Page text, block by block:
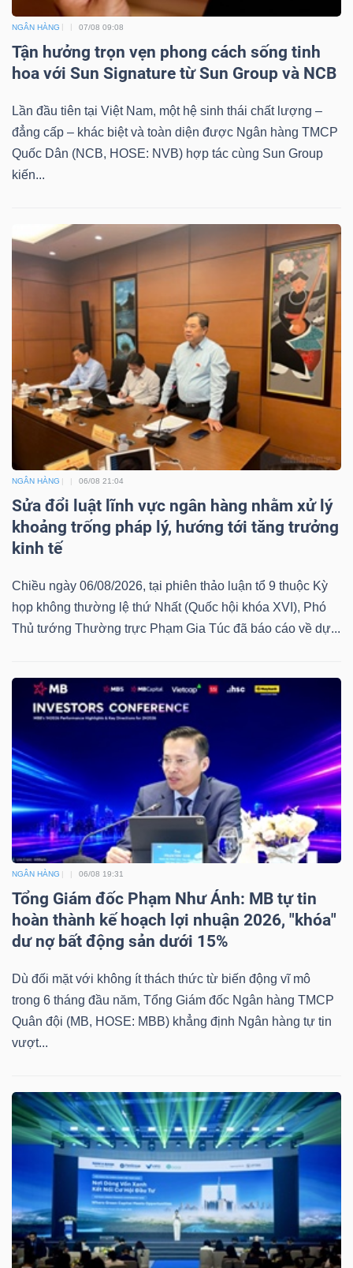
NGÂN HÀNG 07/08 09:08
Tận hưởng trọn vẹn phong cách sống tinh
hoa với Sun Signature từ Sun Group và NCB
Lần đầu tiên tại Việt Nam, một hệ sinh thái chất lượng –
đẳng cấp – khác biệt và toàn diện được Ngân hàng TMCP
Quốc Dân (NCB, HOSE: NVB) hợp tác cùng Sun Group
kiến...
NGÂN HÀNG 06/08 21:04
Sửa đổi luật lĩnh vực ngân hàng nhằm xử lý
khoảng trống pháp lý, hướng tới tăng trưởng
kinh tế
Chiều ngày 06/08/2026, tại phiên thảo luận tổ 9 thuộc Kỳ
họp không thường lệ thứ Nhất (Quốc hội khóa XVI), Phó
Thủ tướng Thường trực Phạm Gia Túc đã báo cáo về dự...
NGÂN HÀNG 06/08 19:31
Tổng Giám đốc Phạm Như Ánh: MB tự tin
hoàn thành kế hoạch lợi nhuận 2026, "khóa"
dư nợ bất động sản dưới 15%
Dù đối mặt với không ít thách thức từ biến động vĩ mô
trong 6 tháng đầu năm, Tổng Giám đốc Ngân hàng TMCP
Quân đội (MB, HOSE: MBB) khẳng định Ngân hàng tự tin
vượt...